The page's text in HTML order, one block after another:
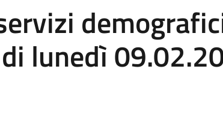
lunedì